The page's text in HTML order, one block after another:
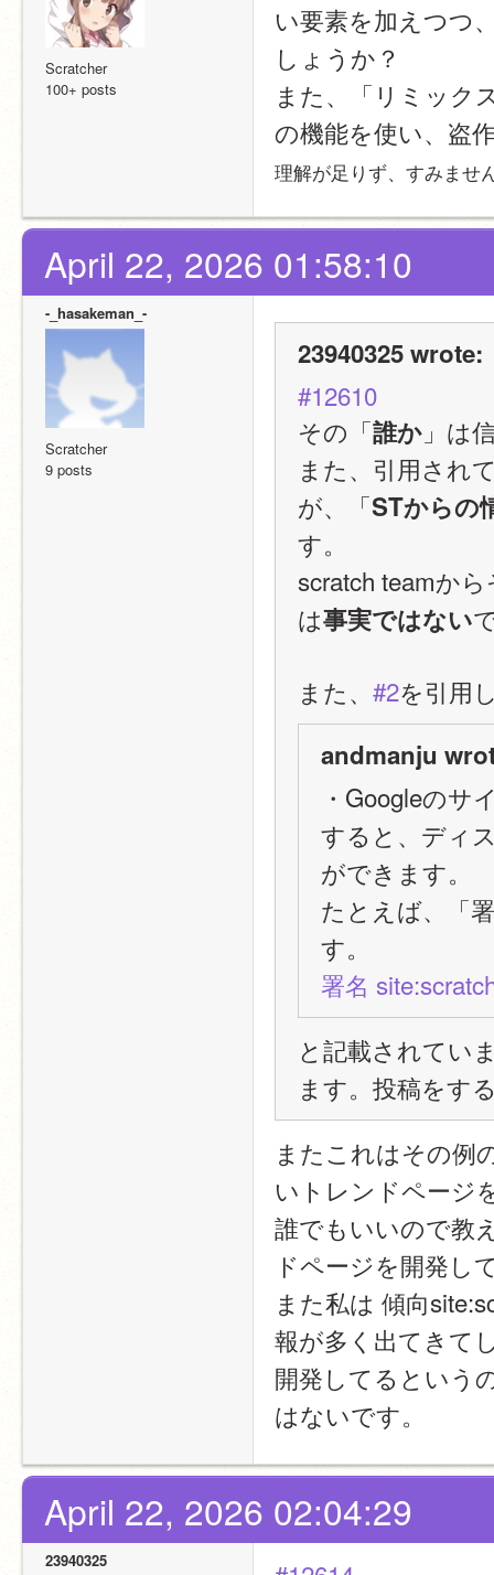
Scratcher
100+ posts
い要素を加えつつ
しょうか？
また、「リミック
の機能を使い、盗
理解が足りず、すみませ
April 22, 2026 01:58:10
-_hasakeman_-
Scratcher
9 posts
23940325 wrote:
#12610
その「誰か 」は
また、引用され
が、「STからの
す。
scratch teamか
は事実ではない
また、 #2を引用
andmanju
・Googleのサ
すると、ディ
ができます。
たとえば、「
す。
署名
と記載されてい
ます。投稿をす
またこれはその例
いトレンドページ
誰でもいいので教
ドページを開発し
また私は 傾向
報が多く出てきて
開発してるという
はないです。
April 22, 2026 02:04:29
23940325